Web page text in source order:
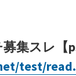
集スレ【
test/